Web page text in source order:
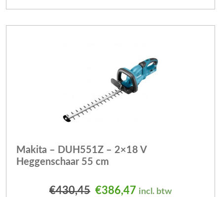
Makita – DUH551Z – 2×18 V
Heggenschaar 55 cm
€430,45 Oorspronkelijke prijs
€386,47 Huidige prijs is:
incl. btw